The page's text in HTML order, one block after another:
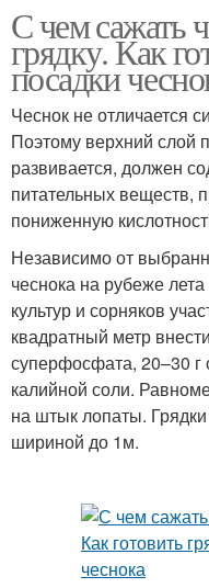
С чем сажать
грядку. Как
посадки
Чеснок не отличается
Поэтому верхний слой
развивается, должен
питательных веществ,
пониженную
Независимо от
чеснока на рубеже
культур и сорняков
квадратный метр
суперфосфата, 20–30
калийной соли.
на штык лопаты.
шириной до 1м.